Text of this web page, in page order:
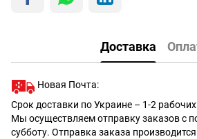
Доставка
Новая Почта:
Срок доставки по Украине – 1-2
Мы осуществляем отправку заказов с
субботу. Отправка заказа